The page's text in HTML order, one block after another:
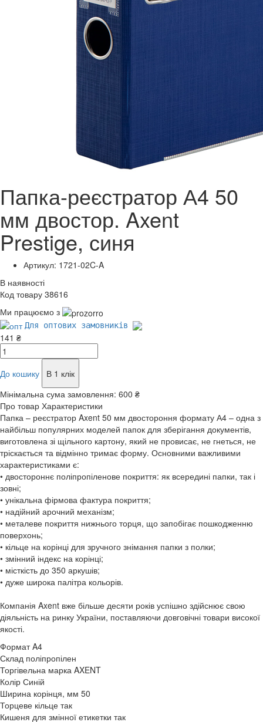
Папка-реєстратор А4 50
мм двостор. Axent
Prestige, синя
Артикул: 1721-02C-A
В наявності
Код товару 38616
Ми працюємо з
Для оптових замовників
141 ₴
До кошику
В 1 клік
Мінімальна сума замовлення: 600 ₴
Про товар Характеристики
Папка – реєстратор Axent 50 мм двостороння формату А4 – одна з
найбільш популярних моделей папок для зберігання документів,
виготовлена зі щільного картону, який не провисає, не гнеться, не
тріскається та відмінно тримає форму. Основними важливими
характеристиками є:
• двостороннє поліпропіленове покриття: як всередині папки, так і
зовні;
• унікальна фірмова фактура покриття;
• надійний арочний механізм;
• металеве покриття нижнього торця, що запобігає пошкодженню
поверхонь;
• кільце на корінці для зручного знімання папки з полки;
• змінний індекс на корінці;
• місткість до 350 аркушів;
• дуже широка палітра кольорів.
Компанія Axent вже більше десяти років успішно здійснює свою
діяльність на ринку України, поставляючи довговічні товари високої
якості.
Формат A4
Склад поліпропілен
Торгівельна марка AXENT
Колір Синій
Ширина корінця, мм 50
Торцеве кільце так
Кишеня для змінної етикетки так